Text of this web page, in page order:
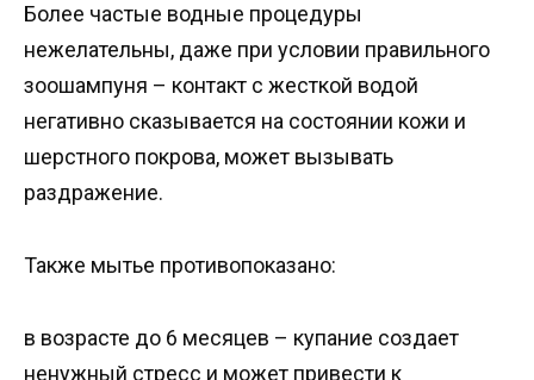
Более частые водные процедуры
нежелательны, даже при условии правильного
зоошампуня – контакт с жесткой водой
негативно сказывается на состоянии кожи и
шерстного покрова, может вызывать
раздражение.
Также мытье противопоказано:
в возрасте до 6 месяцев – купание создает
ненужный стресс и может привести к